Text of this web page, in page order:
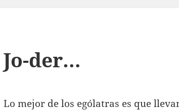
Jo-der…
Lo mejor de los ególatras es que